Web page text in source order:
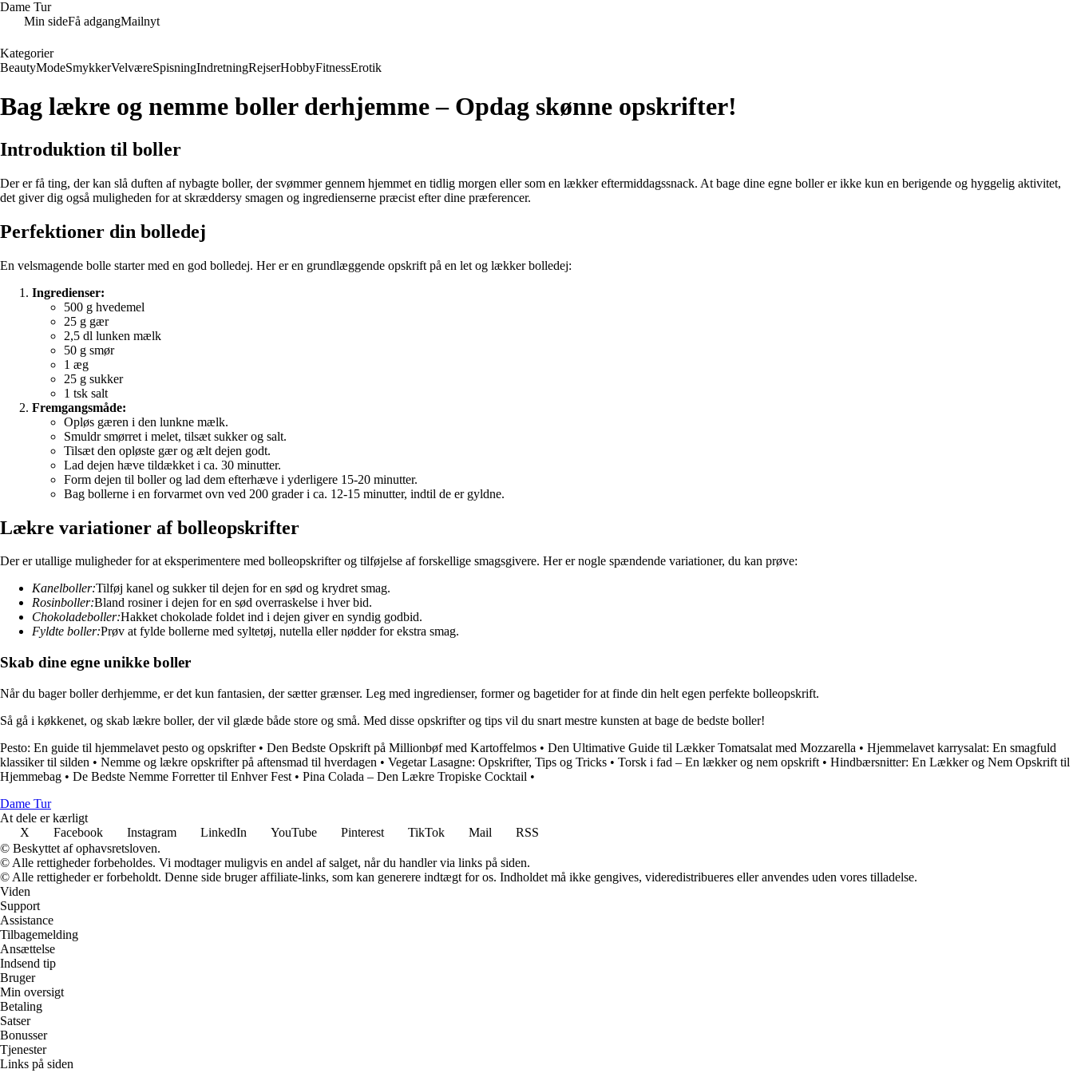
Dame Tur
Min sideFå adgangMailnyt
Kategorier
BeautyModeSmykkerVelværeSpisningIndretningRejserHobbyFitnessErotik
Bag lækre og nemme boller derhjemme – Opdag skønne opskrifter!
Introduktion til boller
Der er få ting, der kan slå duften af nybagte boller, der svømmer gennem hjemmet en tidlig morgen eller som en lækker eftermiddagssnack. At bage dine egne boller er ikke kun en berigende og hyggelig aktivitet,
det giver dig også muligheden for at skræddersy smagen og ingredienserne præcist efter dine præferencer.
Perfektioner din bolledej
En velsmagende bolle starter med en god bolledej. Her er en grundlæggende opskrift på en let og lækker bolledej:
Ingredienser:
500 g hvedemel
25 g gær
2,5 dl lunken mælk
50 g smør
1 æg
25 g sukker
1 tsk salt
Fremgangsmåde:
Opløs gæren i den lunkne mælk.
Smuldr smørret i melet, tilsæt sukker og salt.
Tilsæt den opløste gær og ælt dejen godt.
Lad dejen hæve tildækket i ca. 30 minutter.
Form dejen til boller og lad dem efterhæve i yderligere 15-20 minutter.
Bag bollerne i en forvarmet ovn ved 200 grader i ca. 12-15 minutter, indtil de er gyldne.
Lækre variationer af bolleopskrifter
Der er utallige muligheder for at eksperimentere med bolleopskrifter og tilføjelse af forskellige smagsgivere. Her er nogle spændende variationer, du kan prøve:
Kanelboller:Tilføj kanel og sukker til dejen for en sød og krydret smag.
Rosinboller:Bland rosiner i dejen for en sød overraskelse i hver bid.
Chokoladeboller:Hakket chokolade foldet ind i dejen giver en syndig godbid.
Fyldte boller:Prøv at fylde bollerne med syltetøj, nutella eller nødder for ekstra smag.
Skab dine egne unikke boller
Når du bager boller derhjemme, er det kun fantasien, der sætter grænser. Leg med ingredienser, former og bagetider for at finde din helt egen perfekte bolleopskrift.
Så gå i køkkenet, og skab lækre boller, der vil glæde både store og små. Med disse opskrifter og tips vil du snart mestre kunsten at bage de bedste boller!
Pesto: En guide til hjemmelavet pesto og opskrifter• Den Bedste Opskrift på Millionbøf med Kartoffelmos • Den Ultimative Guide til Lækker Tomatsalat med Mozzarella • Hjemmelavet karrysalat: En smagfuld
klassiker til silden • Nemme og lækre opskrifter på aftensmad til hverdagen • Vegetar Lasagne: Opskrifter, Tips og Tricks • Torsk i fad – En lækker og nem opskrift • Hindbærsnitter: En Lækker og Nem Opskrift til
Hjemmebag • De Bedste Nemme Forretter til Enhver Fest • Pina Colada – Den Lækre Tropiske Cocktail •
Dame Tur
At dele er kærligt
X
Facebook Instagram LinkedIn YouTube Pinterest TikTok Mail
RSS
© Beskyttet af ophavsretsloven.
© Alle rettigheder forbeholdes. Vi modtager muligvis en andel af salget, når du handler via links på siden.
© Alle rettigheder er forbeholdt. Denne side bruger affiliate-links, som kan generere indtægt for os. Indholdet må ikke gengives, videredistribueres eller anvendes uden vores tilladelse.
Viden
Support
Assistance
Tilbagemelding
Ansættelse
Indsend tip
Bruger
Min oversigt
Betaling
Satser
Bonusser
Tjenester
Links på siden